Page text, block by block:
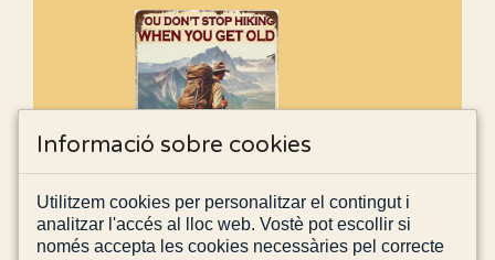
Informació sobre cookies
Utilitzem cookies per personalitzar el contingut i
analitzar l'accés al lloc web. Vostè pot escollir si
només accepta les cookies necessàries pel correcte